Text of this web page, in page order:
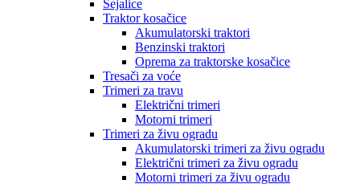
Sejalice
Traktor kosačice
Akumulatorski traktori
Benzinski traktori
Oprema za traktorske kosačice
Tresači za voće
Trimeri za travu
Električni trimeri
Motorni trimeri
Trimeri za živu ogradu
Akumulatorski trimeri za živu ogradu
Električni trimeri za živu ogradu
Motorni trimeri za živu ogradu